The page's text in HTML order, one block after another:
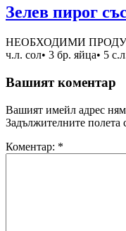
Зелев пирог
НЕОБХОДИМИ ПРОДУКТИ
ч.л. сол• 3 бр. яйца• 5
Вашият коментар
Вашият имейл адрес
Задължителните полета
Коментар: *